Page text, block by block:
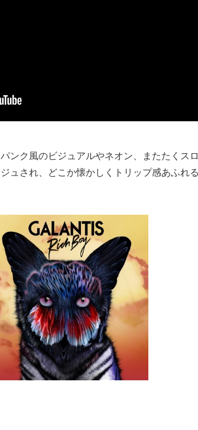
ンク風のビジュアルやネオン、またたくス
ュされ、どこか懐かしくトリップ感あふれ